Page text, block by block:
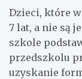
Dzieci, które
7 lat, a nie są
szkole
przedszkolu
uzyskanie